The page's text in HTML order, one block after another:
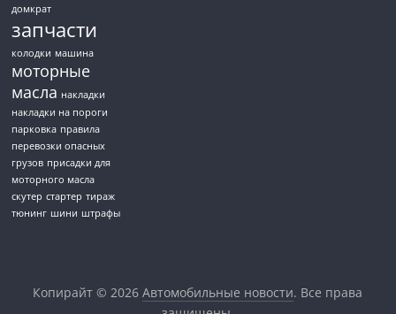
домкрат
запчасти
колодки машина
моторные
масла накладки
накладки на пороги
парковка правила
перевозки опасных
грузов присадки для
моторного масла
скутер стартер тираж
тюнинг шини штрафы
Копирайт © 2026Автомобильные новости. Все права